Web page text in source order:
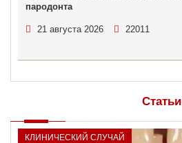
пародонта
21 августа 2026 22011
Статьи
КЛИНИЧЕСКИЙ СЛУЧАЙ